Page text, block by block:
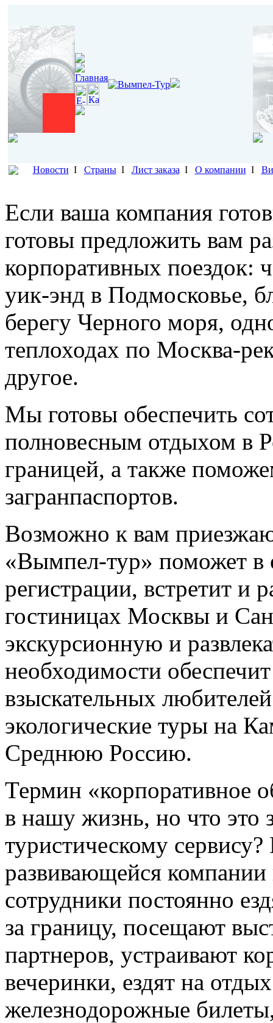
Новости I СтраныI Лист заказа I О компании I
Если ваша компания
готовы предложить вам
корпоративных поездок:
уик-энд в Подмосковье,
берегу Черного моря,
теплоходах по Москва-
другое.
Мы готовы обеспечить
полновесным отдыхом в
границей, а также
загранпаспортов.
Возможно к вам
«Вымпел-тур» поможет
регистрации, встретит и
гостиницах Москвы и
экскурсионную и
необходимости
взыскательных
экологические туры на
Среднюю Россию.
Термин «корпоративное
в нашу жизнь, но что это
туристическому
развивающейся компании
сотрудники постоянно
за границу, посещают
партнеров, устраивают
вечеринки, ездят на
железнодорожные